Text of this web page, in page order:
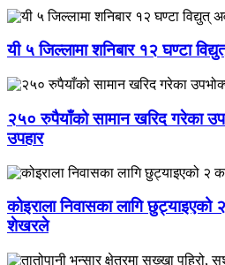
यी ५ जिल्लामा शनिबार १२ घण्टा
२५० रुपैयाँको सामान खरिद गरेका
उपहार
कोइराला निवासका लागि
शेखरले